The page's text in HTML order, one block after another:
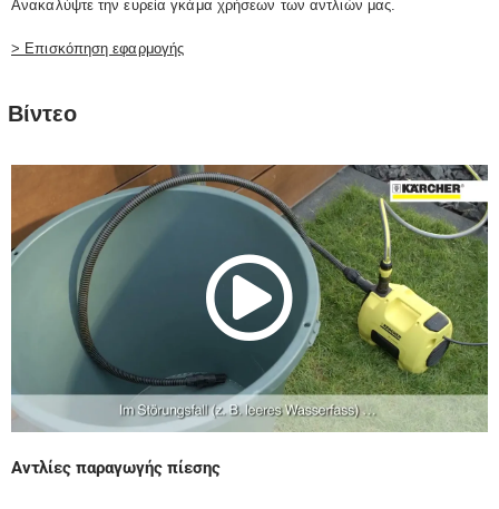
Ανακαλύψτε την ευρεία γκάμα χρήσεων των αντλιών μας.
> Επισκόπηση εφαρμογής
Βίντεο
Play
Αντλίες παραγωγής πίεσης